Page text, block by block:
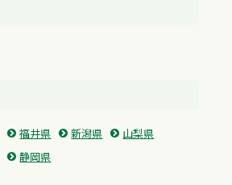
福井県 新潟県
山梨県
静岡県